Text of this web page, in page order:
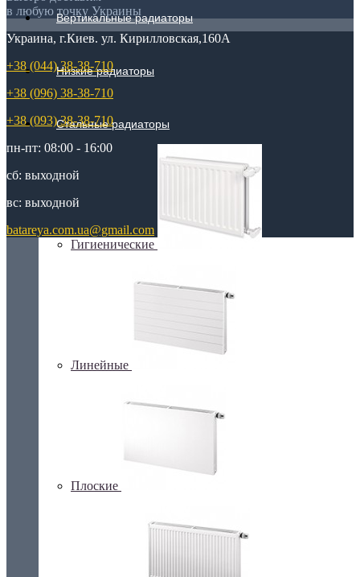
Вертикальные радиаторы
Низкие радиаторы
Стальные радиаторы
Гигиенические
Линейные
Плоские
в любую точку Украины
Украина, г.Киев. ул. Кирилловская,160А
+38 (044) 38-38-710
+38 (096) 38-38-710
+38 (093) 38-38-710
пн-пт: 08:00 - 16:00
сб: выходной
вс: выходной
batareya.com.ua@gmail.com